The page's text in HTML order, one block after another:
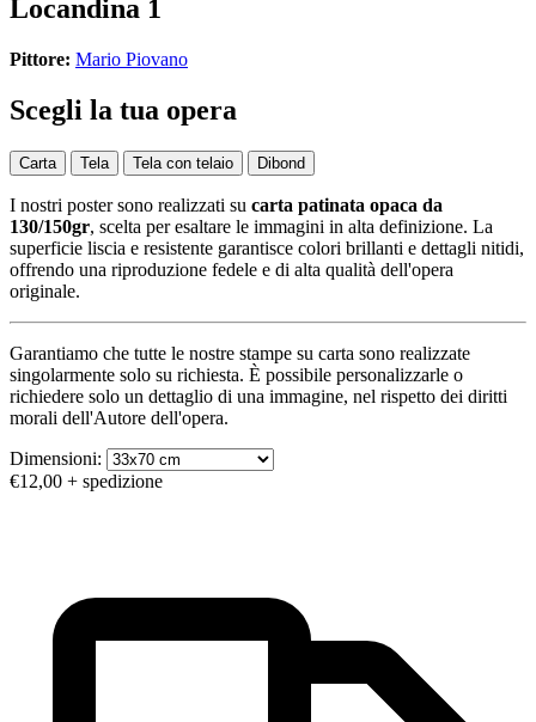
Locandina 1
Pittore: Mario Piovano
Scegli la tua opera
Carta Tela Tela con telaio Dibond
I nostri poster sono realizzati su carta patinata opaca da
130/150gr, scelta per esaltare le immagini in alta definizione. La
superficie liscia e resistente garantisce colori brillanti e dettagli nitidi,
offrendo una riproduzione fedele e di alta qualità dell'opera
originale.
Garantiamo che tutte le nostre stampe su carta sono realizzate
singolarmente solo su richiesta. È possibile personalizzarle o
richiedere solo un dettaglio di una immagine, nel rispetto dei diritti
morali dell'Autore dell'opera.
Dimensioni:
€12,00 + spedizione